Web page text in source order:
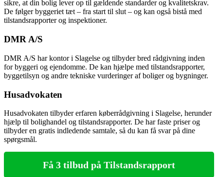
sikre, at din bolig lever op til gældende standarder og kvalitetskrav.
De følger byggeriet tæt – fra start til slut – og kan også bistå med
tilstandsrapporter og inspektioner.
DMR A/S
DMR A/S har kontor i Slagelse og tilbyder bred rådgivning inden
for byggeri og ejendomme. De kan hjælpe med tilstandsrapporter,
byggetilsyn og andre tekniske vurderinger af boliger og bygninger.
Husadvokaten
Husadvokaten tilbyder erfaren køberrådgivning i Slagelse, herunder
hjælp til bolighandel og tilstandsrapporter. De har faste priser og
tilbyder en gratis indledende samtale, så du kan få svar på dine
spørgsmål.
Få 3 tilbud på Tilstandsrapport